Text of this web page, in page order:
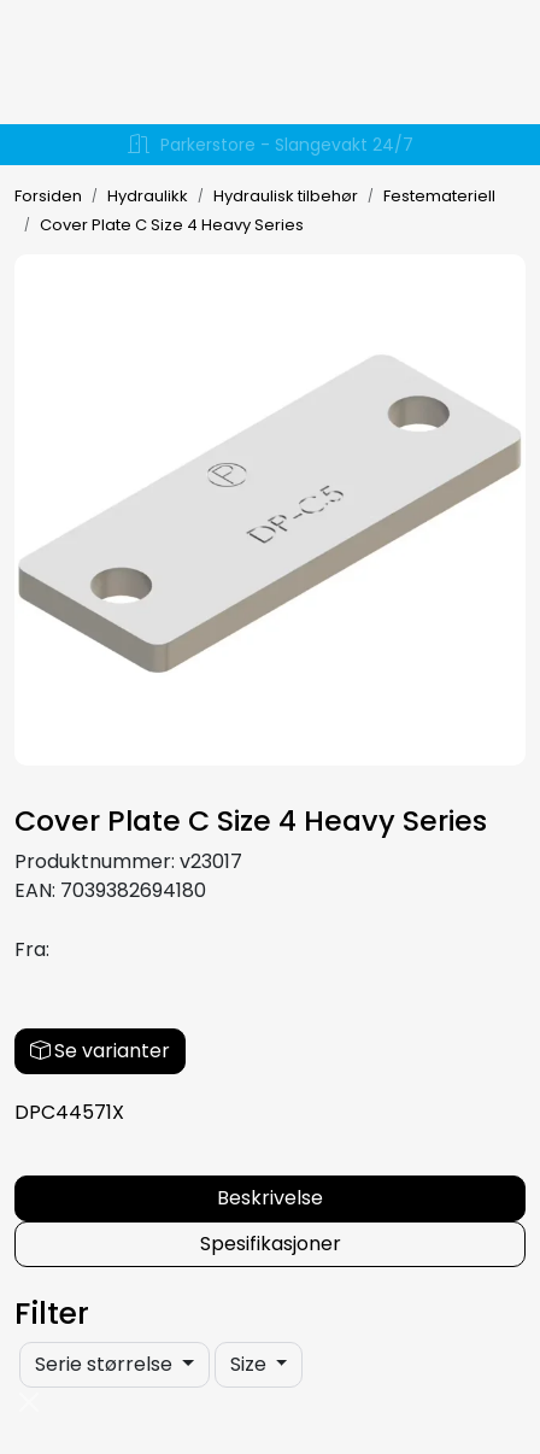
Daglig lokal utkjøring
Forsiden Hydraulikk Hydraulisk tilbehør
Festemateriell
Cover Plate C Size 4 Heavy Series
Cover Plate C Size 4 Heavy Series
Produktnummer: v23017
EAN: 7039382694180
Fra:
Se varianter
DPC44571X
Beskrivelse
Spesifikasjoner
Filter
Serie størrelse Size
Væskehåndtering
EL-verktøy
Arbeidsplassen
Aquakultur